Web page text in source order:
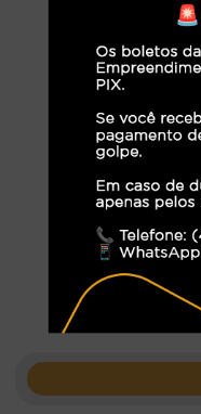
Área de